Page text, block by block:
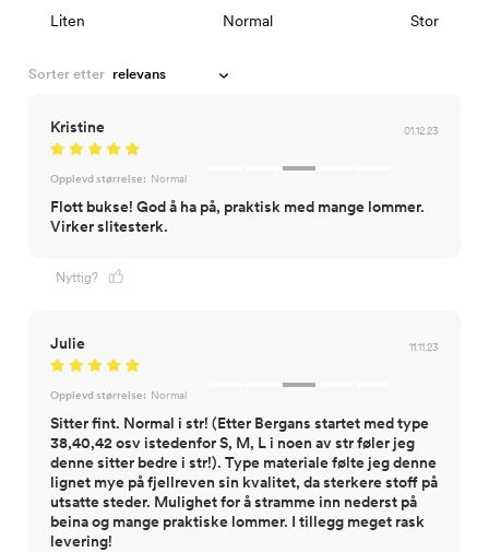
Liten Normal Stor
Sorter etter
Kristine 01.12.23
Opplevd størrelse: Normal
Flott bukse! God å ha på, praktisk med mange lommer.
Virker slitesterk.
Nyttig?
Julie 11.11.23
Opplevd størrelse: Normal
Sitter fint. Normal i str! (Etter Bergans startet med type
38,40,42 osv istedenfor S, M, L i noen av str føler jeg
denne sitter bedre i str!). Type materiale følte jeg denne
lignet mye på fjellreven sin kvalitet, da sterkere stoff på
utsatte steder. Mulighet for å stramme inn nederst på
beina og mange praktiske lommer. I tillegg meget rask
levering!